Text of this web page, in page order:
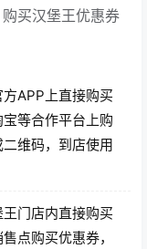
买汉堡王优惠券
APP上直接购买
等合作平台上购
维码，到店使用
门店内直接购买
点购买优惠券，